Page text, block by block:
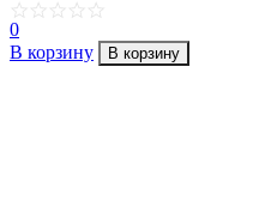
0
В корзину
В корзину